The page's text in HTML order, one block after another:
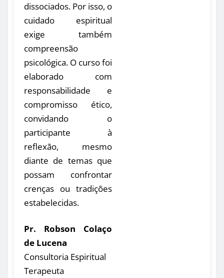
dissociados. Por isso, o
cuidado espiritual
exige também
compreensão
psicológica. O curso foi
elaborado com
responsabilidade e
compromisso ético,
convidando o
participante à
reflexão, mesmo
diante de temas que
possam confrontar
crenças ou tradições
estabelecidas.
Pr. Robson Colaço
de Lucena
Consultoria Espiritual
Terapeuta